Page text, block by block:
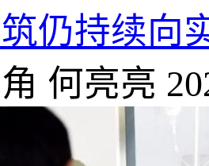
仍持续向
何亮亮